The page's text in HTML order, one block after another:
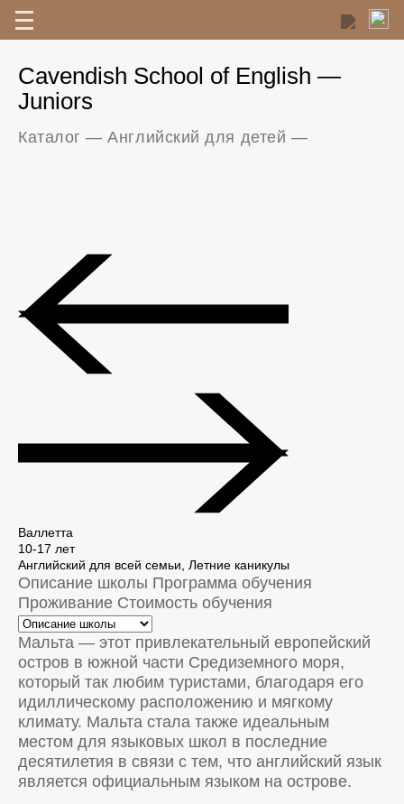
Cavendish School of English —
Juniors
Каталог —Английский для детей —
Валлетта
10-17 лет
Английский для всей семьи, Летние каникулы
Описание школы Программа обучения
Проживание Стоимость обучения
Мальта — этот привлекательный европейский
остров в южной части Средиземного моря,
который так любим туристами, благодаря его
идиллическому расположению и мягкому
климату. Мальта стала также идеальным
местом для языковых школ в последние
десятилетия в связи с тем, что английский язык
является официальным языком на острове.